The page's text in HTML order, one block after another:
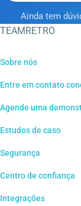
Ainda tem
TEAMRETRO
Sobre nós
Entre em contato
Agende uma
Estudos de caso
Segurança
Centro de confiança
Integrações